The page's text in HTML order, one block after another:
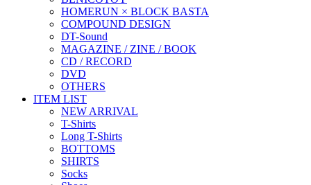
HOMERUN × BLOCK BASTA
COMPOUND DESIGN
DT-Sound
MAGAZINE / ZINE / BOOK
CD / RECORD
DVD
OTHERS
ITEM LIST
NEW ARRIVAL
T-Shirts
Long T-Shirts
BOTTOMS
SHIRTS
Socks